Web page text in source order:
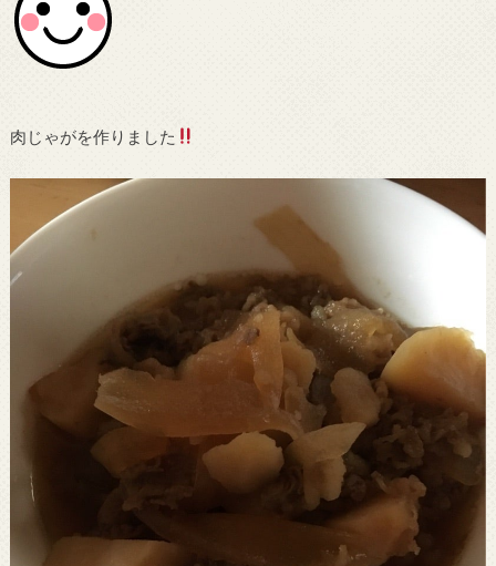
肉じゃがを作りました